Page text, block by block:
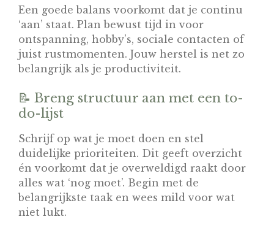
Een goede balans voorkomt dat je continu
‘aan’ staat. Plan bewust tijd in voor
ontspanning, hobby’s, sociale contacten of
juist rustmomenten. Jouw herstel is net zo
belangrijk als je productiviteit.
📝 Breng structuur aan met een to-
do-lijst
Schrijf op wat je moet doen en stel
duidelijke prioriteiten. Dit geeft overzicht
én voorkomt dat je overweldigd raakt door
alles wat ‘nog moet’. Begin met de
belangrijkste taak en wees mild voor wat
niet lukt.